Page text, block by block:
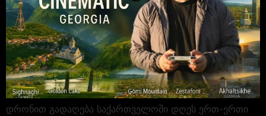
დრონით გადაღება საქართველოში დღეს ერთ-ერთი